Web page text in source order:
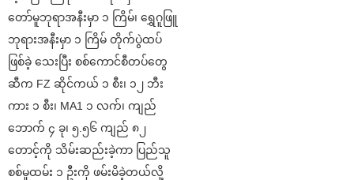
တော်မူဘုရာအနီးမှာ ၁ ကြိမ်၊ ရွှေဂူဖြူ
ဘုရားအနီးမှာ ၁ ကြိမ် တိုက်ပွဲထပ်
ဖြစ်ခဲ့ သေးပြီး စစ်ကောင်စီတပ်တွေ
ဆီက FZ ဆိုင်ကယ် ၁ စီး၊ ၁၂ ဘီး
ကား ၁ စီး၊ MA1 ၁ လက်၊ ကျည်
ဘောက် ၄ ခု၊ ၅.၅၆ ကျည် ၈၂
တောင့်ကို သိမ်းဆည်းခဲ့ကာ ပြည်သူ
စစ်မှုထမ်း ၁ ဦးကို ဖမ်းမိခဲ့တယ်လို့